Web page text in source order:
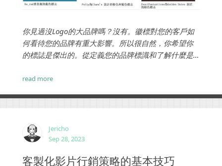
你見過沒Logo的大品牌嗎？沒有。徽標對您的客戶如
何看待您的品牌有重大影響。所以很自然，你希望你
的標誌是傑出的。從定義您的品牌標識和了解什麼是
程，請繼續閱讀以了解網頁設計師是如何設計標誌。...
read more
Jericho
Sep 28, 2023
客製化影片行銷策略的基本技巧